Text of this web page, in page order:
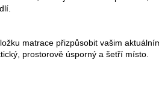
matrace přizpůsobit vašim
prostorově úsporný a šetří místo.